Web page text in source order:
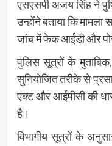
एसएसपी अजय सिंह ने
उन्होंने बताया कि
जांच में फेक आईडी और
पुलिस सूत्रों के
सुनियोजित तरीके से
एक्ट और आईपीसी की
है।
विभागीय सूत्रों के